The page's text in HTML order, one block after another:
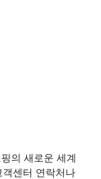
의 새로운 세계
센터 연락처나